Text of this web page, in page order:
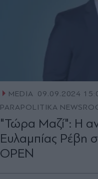
MEDIA
09.09.2024
PARAPOLITIKA
"Τώρα Μαζί": Η
Ευλαμπίας Ρέβη
OPEN